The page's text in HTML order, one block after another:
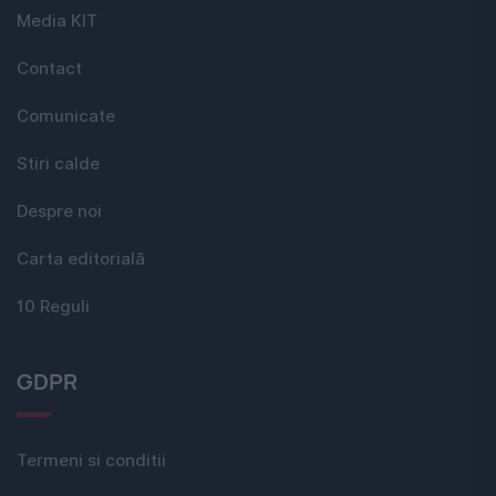
Media KIT
Contact
Comunicate
Stiri calde
Despre noi
Carta editorială
10 Reguli
GDPR
Termeni si conditii